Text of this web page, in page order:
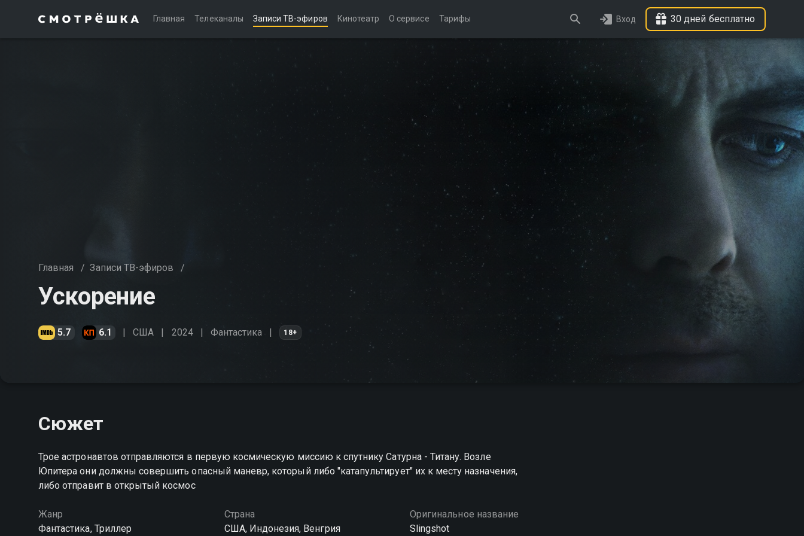
Главная Телеканалы Записи ТВ-эфиров Кинотеатр О сервисе Тарифы Вход 30 дней бесплатно
Главная / Записи ТВ-эфиров /
Ускорение
5.7 6.1 США 2024 Фантастика 18+
Сюжет
Трое астронавтов отправляются в первую космическую миссию к спутнику Сатурна - Титану. Возле
Юпитера они должны совершить опасный маневр, который либо "катапультирует" их к месту назначения,
либо отправит в открытый космос
Жанр
Фантастика, Триллер
Страна
США, Индонезия, Венгрия
Оригинальное название
Slingshot